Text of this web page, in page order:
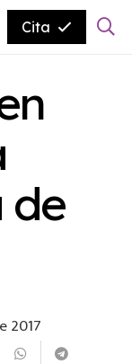
Cita
de
2017